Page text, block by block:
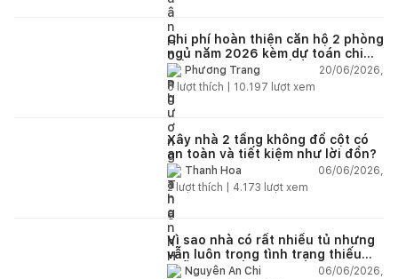
Chi phí hoàn thiện căn hộ 2 phòng
ngủ năm 2026 kèm dự toán chi
tiết và ví dụ thực tế
Phương Trang
20/06/2026,
5 lượt thích | 10.197 lượt xem
Xây nhà 2 tầng không đổ cột có
an toàn và tiết kiệm như lời đồn?
Thanh Hoa
06/06/2026,
2lượt thích | 4.173 lượt xem
Vì sao nhà có rất nhiều tủ nhưng
vẫn luôn trong tình trạng thiếu
chỗ chứa đồ?
Nguyễn An Chi
06/06/2026,